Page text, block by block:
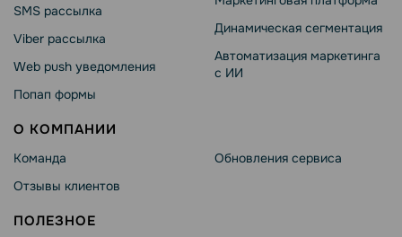
SMS рассылка
Viber рассылка
Web push уведомления
Попап формы
Динамическая сегментация
Автоматизация маркетинга
с ИИ
О КОМПАНИИ
Команда
Отзывы клиентов
Обновления сервиса
ПОЛЕЗНОЕ